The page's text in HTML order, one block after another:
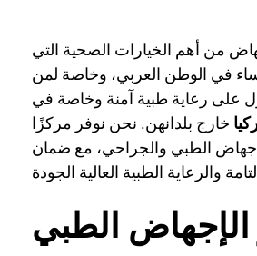
من أهم الخيارات الصحية التي
في الوطن العربي، وخاصة لمن
على رعاية طبية آمنة وخاصة في
خارج بلدانهن. نحن نوفر مركزًا
الطبي والجراحي، مع ضمان
الإجهاض الطبي